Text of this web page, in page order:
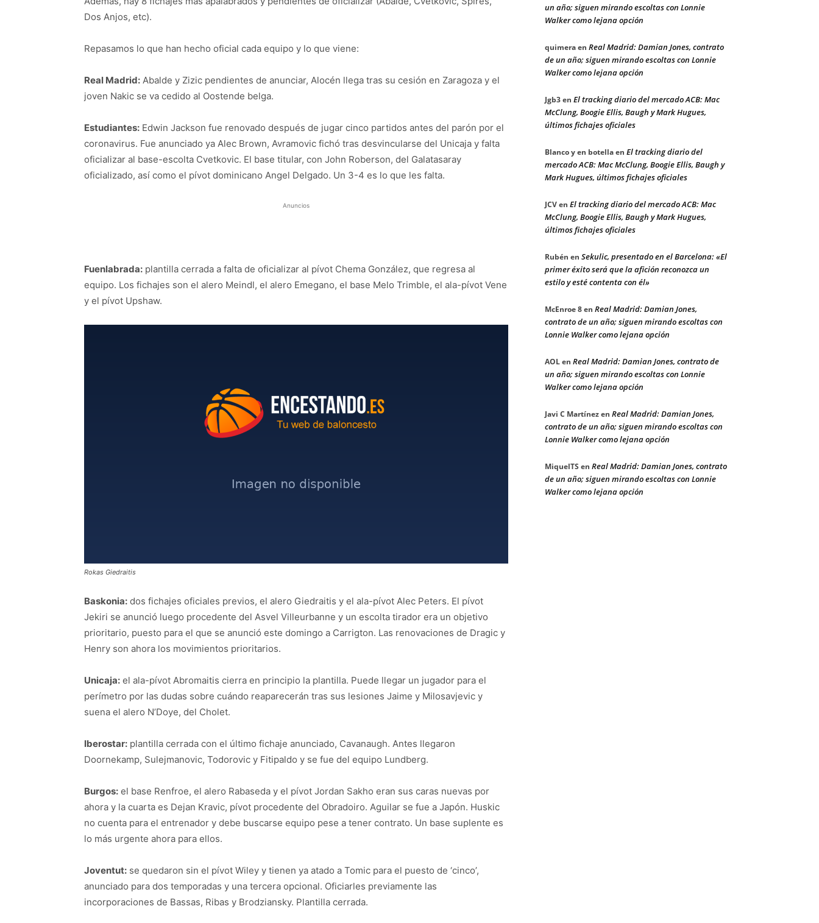
Dos Anjos, etc).
Repasamos lo que han hecho oficial cada equipo y lo que viene:
Real Madrid: Abalde y Zizic pendientes de anunciar, Alocén llega tras su cesión en Zaragoza y el
joven Nakic se va cedido al Oostende belga.
Estudiantes: Edwin Jackson fue renovado después de jugar cinco partidos antes del parón por el
coronavirus. Fue anunciado ya Alec Brown, Avramovic fichó tras desvincularse del Unicaja y falta
oficializar al base-escolta Cvetkovic. El base titular, con John Roberson, del Galatasaray
oficializado, así como el pívot dominicano Angel Delgado. Un 3-4 es lo que les falta.
Anuncios
Fuenlabrada: plantilla cerrada a falta de oficializar al pívot Chema González, que regresa al
equipo. Los fichajes son el alero Meindl, el alero Emegano, el base Melo Trimble, el ala-pívot Vene
y el pívot Upshaw.
Rokas Giedraitis
Baskonia: dos fichajes oficiales previos, el alero Giedraitis y el ala-pívot Alec Peters. El pívot
Jekiri se anunció luego procedente del Asvel Villeurbanne y un escolta tirador era un objetivo
prioritario, puesto para el que se anunció este domingo a Carrigton. Las renovaciones de Dragic y
Henry son ahora los movimientos prioritarios.
Unicaja: el ala-pívot Abromaitis cierra en principio la plantilla. Puede llegar un jugador para el
perímetro por las dudas sobre cuándo reaparecerán tras sus lesiones Jaime y Milosavjevic y
suena el alero N’Doye, del Cholet.
Iberostar: plantilla cerrada con el último fichaje anunciado, Cavanaugh. Antes llegaron
Doornekamp, Sulejmanovic, Todorovic y Fitipaldo y se fue del equipo Lundberg.
Burgos: el base Renfroe, el alero Rabaseda y el pívot Jordan Sakho eran sus caras nuevas por
ahora y la cuarta es Dejan Kravic, pívot procedente del Obradoiro. Aguilar se fue a Japón. Huskic
no cuenta para el entrenador y debe buscarse equipo pese a tener contrato. Un base suplente es
lo más urgente ahora para ellos.
Joventut: se quedaron sin el pívot Wiley y tienen ya atado a Tomic para el puesto de ‘cinco’,
anunciado para dos temporadas y una tercera opcional. Oficiarles previamente las
incorporaciones de Bassas, Ribas y Brodziansky. Plantilla cerrada.
un año; siguen mirando escoltas con Lonnie
Walker como lejana opción
quimeraen Real Madrid: Damian Jones, contrato
de un año; siguen mirando escoltas con Lonnie
Walker como lejana opción
Jgb3en El tracking diario del mercado ACB: Mac
McClung, Boogie Ellis, Baugh y Mark Hugues,
últimos fichajes oficiales
Blanco y en botellaen El tracking diario del
mercado ACB: Mac McClung, Boogie Ellis, Baugh y
Mark Hugues, últimos fichajes oficiales
JCVen El tracking diario del mercado ACB: Mac
McClung, Boogie Ellis, Baugh y Mark Hugues,
últimos fichajes oficiales
Rubén en Sekulic, presentado en el Barcelona: «El
primer éxito será que la afición reconozca un
estilo y esté contenta con él»
McEnroe 8en Real Madrid: Damian Jones,
contrato de un año; siguen mirando escoltas con
Lonnie Walker como lejana opción
AOLen Real Madrid: Damian Jones, contrato de
un año; siguen mirando escoltas con Lonnie
Walker como lejana opción
Javi C Martínezen Real Madrid: Damian Jones,
contrato de un año; siguen mirando escoltas con
Lonnie Walker como lejana opción
MiquelTS en Real Madrid: Damian Jones, contrato
de un año; siguen mirando escoltas con Lonnie
Walker como lejana opción